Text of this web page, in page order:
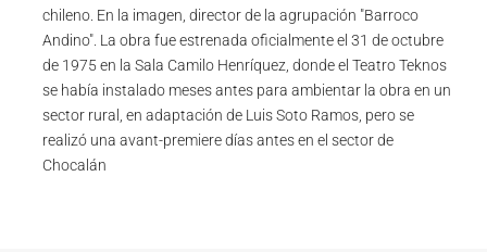
chileno. En la imagen, director de la agrupación "Barroco
Andino". La obra fue estrenada oficialmente el 31 de octubre
de 1975 en la Sala Camilo Henríquez, donde el Teatro Teknos
se había instalado meses antes para ambientar la obra en un
sector rural, en adaptación de Luis Soto Ramos, pero se
realizó una avant-premiere días antes en el sector de
Chocalán